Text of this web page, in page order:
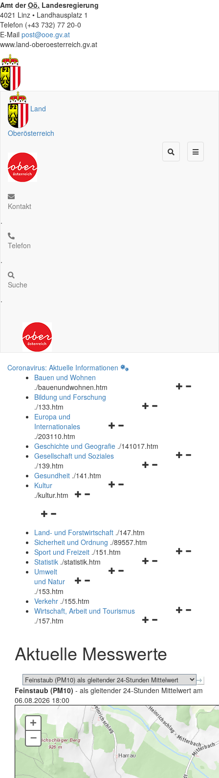
Amt derOö. Landesregierung
4021 Linz • Landhausplatz 1
Telefon (+43 732) 77 20-0
E-Mail post@ooe.gv.at
www.land-oberoesterreich.gv.at
Land
Oberösterreich
Kontakt
.
Telefon
.
Suche
.
Coronavirus: Aktuelle Informationen
Bauen und Wohnen
./bauenundwohnen.htm
Navigationsmenü
Bildung und Forschung
./133.htm
Navigationsmenü
und
schließen
Europa und
Internationales
./203110.htm
Geschichte und Geografie ./141017.htm
Navigationsmenü
Gesellschaft und Soziales
./139.htm
Navigationsmenü
Gesundheit ./141.htm
Navigationsmenü
Kultur
./kultur.htm
Navigationsmenü
und
schließen
Land- und Forstwirtschaft ./147.htm
Sicherheit und Ordnung ./89557.htm
Navigationsmenü
Sport und Freizeit ./151.htm
Navigationsmenü
Statistik ./statistik.htm
Navigationsmenü
und
schließen
Umwelt
und Natur
./153.htm
Verkehr ./155.htm
Navigationsmenü
schließen
Wirtschaft, Arbeit und Tourismus
./157.htm
Aktuelle Messwerte
Feinstaub (PM10) - als gleitender 24-Stunden Mittelwert am
06.08.2026 18:00
+
–